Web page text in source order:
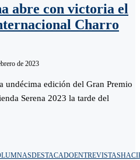
abre con victoria el
Charro
de 2023
undécima edición del Gran Premio
Serena 2023 la tarde del
DESTACADOENTREVISTAS